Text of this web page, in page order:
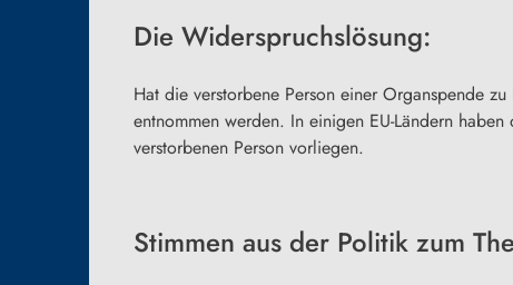
Die Widerspruchslösung:
Hat die verstorbene Person einer Organspende
entnommen werden. In einigen EU-Ländern
verstorbenen Person vorliegen.
Stimmen aus der Politik zum